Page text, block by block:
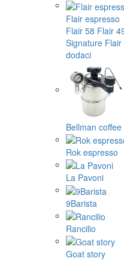
Flair espresso
Flair 58 Flair
Signature Flair
dodaci
Bellman coffee
Rok espresso
La Pavoni
9Barista
Rancilio
Goat story